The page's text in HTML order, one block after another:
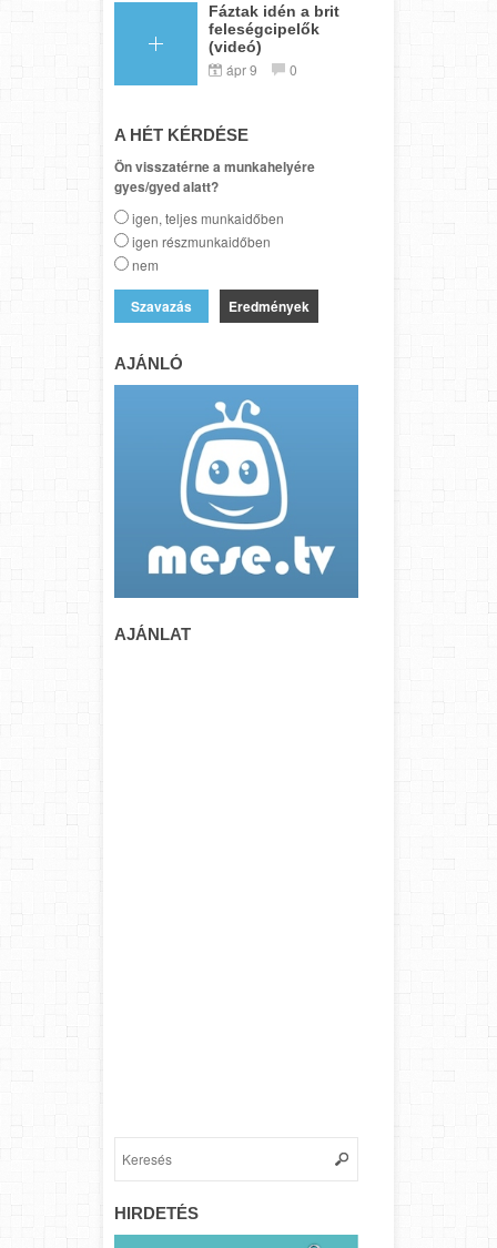
Fáztak idén a brit
feleségcipelők
(videó)
ápr 9 0
A HÉT KÉRDÉSE
Ön visszatérne a munkahelyére
gyes/gyed alatt?
igen, teljes munkaidőben
igen részmunkaidőben
nem
Eredmények
AJÁNLÓ
AJÁNLAT
HIRDETÉS